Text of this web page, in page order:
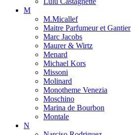
M
M.Micallef
Maitre Parfumeur et Gantier
Marc Jacobs
Maurer & Wirtz
Menard
Michael Kors
Missoni
Molinard
Monotheme Venezia
Moschino
Marina de Bourbon
Montale
N